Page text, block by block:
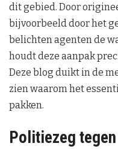
dit gebied. Door
bijvoorbeeld door het
belichten agenten de
houdt deze aanpak
Deze blog duikt in de
zien waarom het
pakken.
Politiezeg